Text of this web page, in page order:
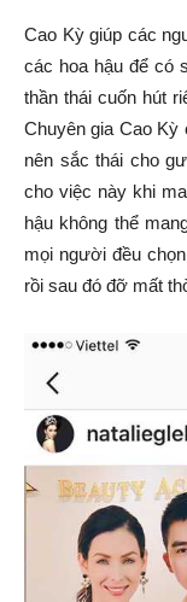
Cao Kỳ giúp các
các hoa hậu để có
thần thái cuốn hút
Chuyên gia Cao Kỳ
nên sắc thái cho
cho việc này khi
hậu không thể
mọi người đều
rồi sau đó đỡ mất